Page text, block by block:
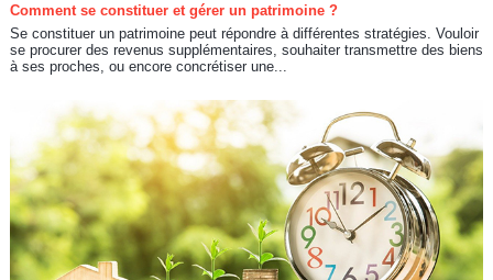
Comment se constituer et gérer un patrimoine ?
Se constituer un patrimoine peut répondre à différentes stratégies. Vouloir
se procurer des revenus supplémentaires, souhaiter transmettre des biens
à ses proches, ou encore concrétiser une...